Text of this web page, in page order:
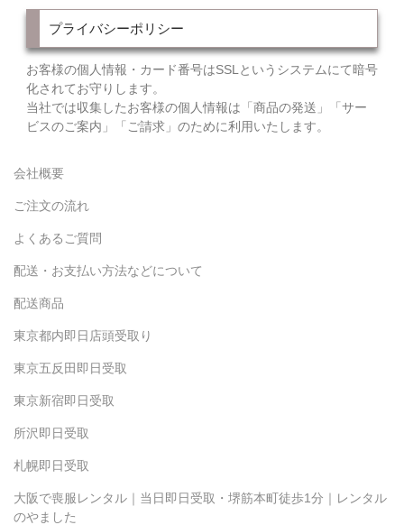
プライバシーポリシー
お客様の個人情報・カード番号はSSLというシステムにて暗号
化されてお守りします。
当社では収集したお客様の個人情報は「商品の発送」「サー
ビスのご案内」「ご請求」のために利用いたします。
会社概要
ご注文の流れ
よくあるご質問
配送・お支払い方法などについて
配送商品
東京都内即日店頭受取り
東京五反田即日受取
東京新宿即日受取
所沢即日受取
札幌即日受取
大阪で喪服レンタル｜当日即日受取・堺筋本町徒歩1分｜レンタル
のやました